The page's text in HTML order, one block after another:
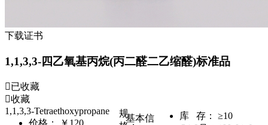
下载证书
1,1,3,3-四乙氧基丙烷(丙二醛二乙缩醛)标准品
已收藏
收藏
1,1,3,3-Tetraethoxypropane
价格：
￥120
库 存：
≥10
规基本信